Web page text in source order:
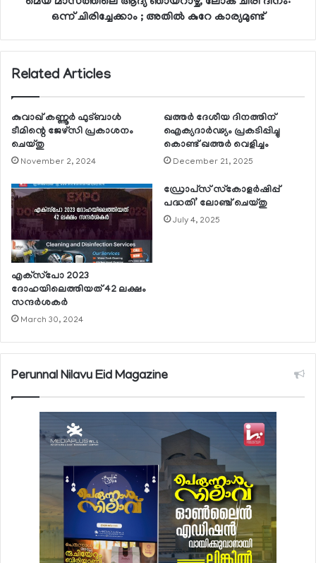
ഒന്ന് ചിരിച്ചേക്കാം ; അതില്‍ കുറേ കാര്യമുണ്ട്
Related Articles
കുവാഖ് കണ്ണൂര്‍ ഫുട്ബാള്‍
ടീമിന്റെ ജേഴ്സി പ്രകാശനം
ചെയ്തു
November 2, 2024
ഖത്തര്‍ ദേശീയ ദിനത്തിന്
ഐക്യദാര്‍ഢ്യം പ്രകടിപ്പിച്ചു
കൊണ്ട് ഖത്തര്‍ വെളിച്ചം
December 21, 2025
എക്‌സ്‌പോ 2023
ദോഹയിലെത്തിയത് 42 ലക്ഷം
സന്ദര്‍ശകര്‍
March 30, 2024
ഡ്രോപ്‌സ് സ്‌കോളര്‍ഷിപ്പ്
പദ്ധതി’ ലോഞ്ച് ചെയ്തു
July 4, 2025
Perunnal Nilavu Eid Magazine